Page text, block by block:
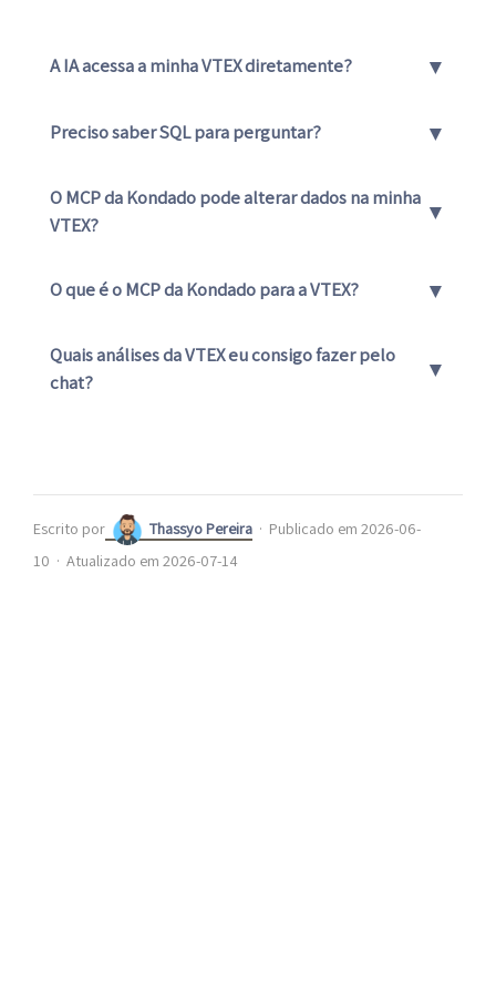
A IA acessa a minha VTEX diretamente? ▼
Preciso saber SQL para perguntar? ▼
O MCP da Kondado pode alterar dados na minha
VTEX?
▼
O que é o MCP da Kondado para a VTEX? ▼
Quais análises da VTEX eu consigo fazer pelo
chat?
▼
Escrito por Thassyo Pereira · Publicado em 2026-06-
10 · Atualizado em 2026-07-14